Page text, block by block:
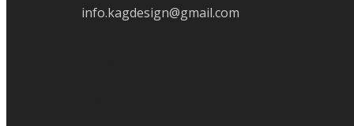
info.kagdesign@gmail.com